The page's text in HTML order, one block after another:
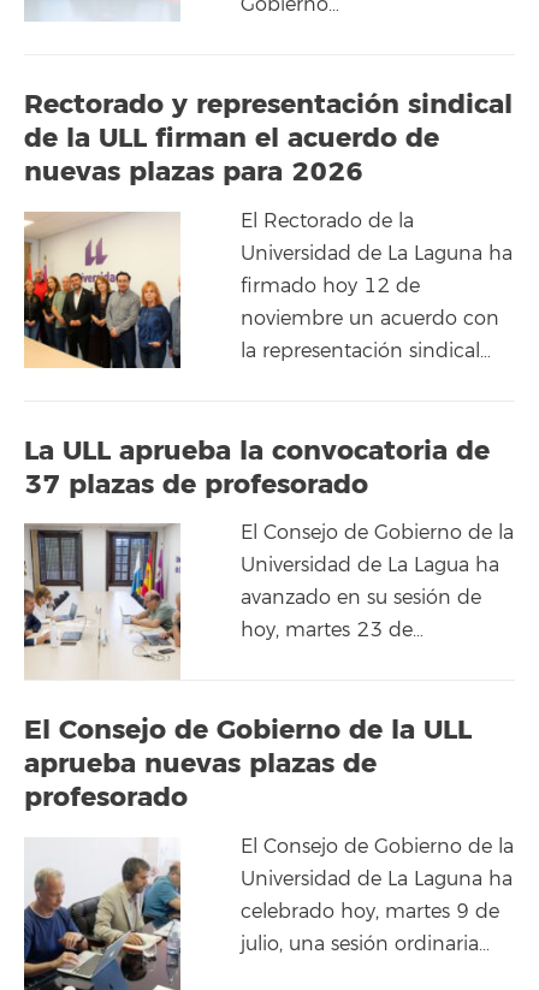
Gobierno…
Rectorado y representación sindical
de la ULL firman el acuerdo de
nuevas plazas para 2026
El Rectorado de la
Universidad de La Laguna ha
firmado hoy 12 de
noviembre un acuerdo con
la representación sindical…
La ULL aprueba la convocatoria de
37 plazas de profesorado
El Consejo de Gobierno de la
Universidad de La Lagua ha
avanzado en su sesión de
hoy, martes 23 de…
El Consejo de Gobierno de la ULL
aprueba nuevas plazas de
profesorado
El Consejo de Gobierno de la
Universidad de La Laguna ha
celebrado hoy, martes 9 de
julio, una sesión ordinaria…